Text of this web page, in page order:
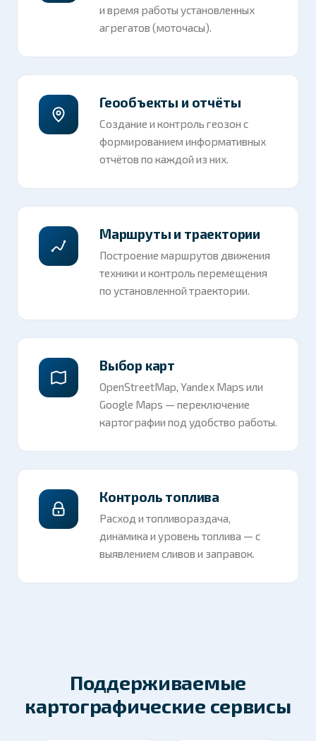
и время работы установленных
агрегатов (моточасы).
Геообъекты и отчёты
Создание и контроль геозон с
формированием информативных
отчётов по каждой из них.
Маршруты и траектории
Построение маршрутов движения
техники и контроль перемещения
по установленной траектории.
Выбор карт
OpenStreetMap, Yandex Maps или
Google Maps — переключение
картографии под удобство работы.
Контроль топлива
Расход и топливораздача,
динамика и уровень топлива — с
выявлением сливов и заправок.
Поддерживаемые
картографические сервисы